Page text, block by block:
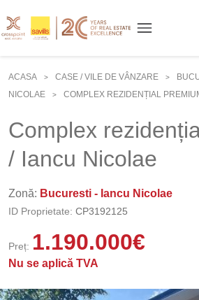
ACASA > CASE / VILE DE VÂNZARE >
NICOLAE
> COMPLEX REZIDENȚIAL
Complex
/ Iancu Nicolae
Zonă: Bucuresti - Iancu Nicolae
ID Proprietate: CP3192125
Preț: 1.190.000€
Nu se aplică TVA